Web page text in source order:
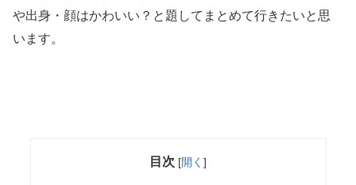
や出身・顔はかわいい？と題してまとめて行きたいと思
います。
目次 [開く ]